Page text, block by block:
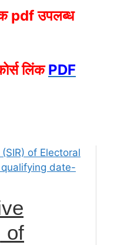
pdf उपलब्ध
लिंकPDF
of